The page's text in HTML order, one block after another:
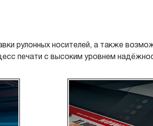
рулонных носителей, а также
печати с высоким уровнем